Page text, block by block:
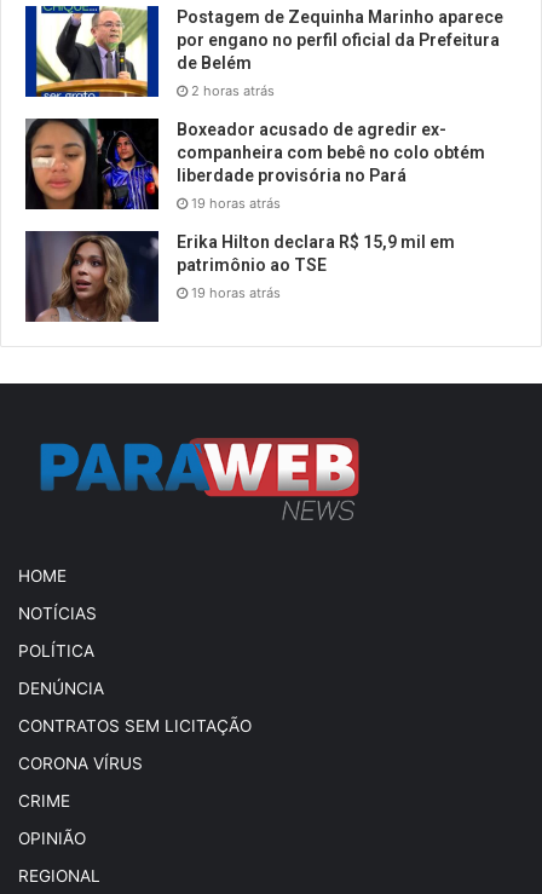
Postagem de Zequinha Marinho aparece
por engano no perfil oficial da Prefeitura
de Belém
2 horas atrás
Boxeador acusado de agredir ex-
companheira com bebê no colo obtém
liberdade provisória no Pará
19 horas atrás
Erika Hilton declara R$ 15,9 mil em
patrimônio ao TSE
19 horas atrás
HOME
NOTÍCIAS
POLÍTICA
DENÚNCIA
CONTRATOS SEM LICITAÇÃO
CORONA VÍRUS
CRIME
OPINIÃO
REGIONAL